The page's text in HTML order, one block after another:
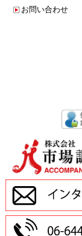
お問い合わせ